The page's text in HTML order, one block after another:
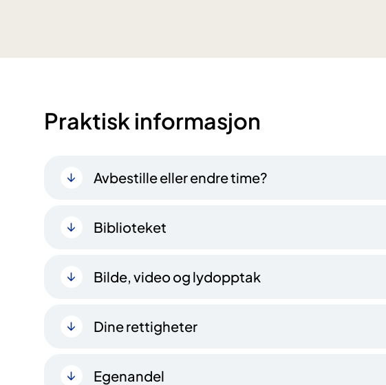
Praktisk informasjon
Avbestille eller endre time?
Biblioteket
Bilde, video og lydopptak
Dine rettigheter
Egenandel